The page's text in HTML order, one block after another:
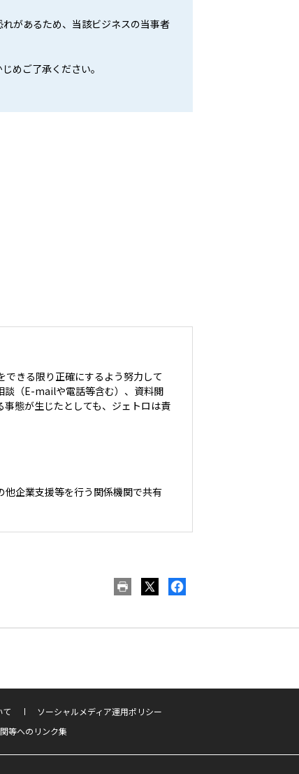
があるため、当該ビジネスの当事者
めご了承ください。
きる限り正確にするよう努力して
談（E-mailや電話等含む）、資料閲
態が生じたとしても、ジェトロは責
他企業支援等を行う関係機関で共有
て
ソーシャルメディア運用ポリシー
等へのリンク集